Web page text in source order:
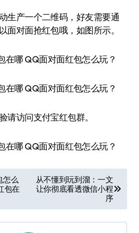
生产一个二维码，好友需要通
面对面抢红包哦，如图所示。
请访问支付宝红包群。
怎么
包在
从不懂到玩到溜：一文
让你彻底看透微信小程
序